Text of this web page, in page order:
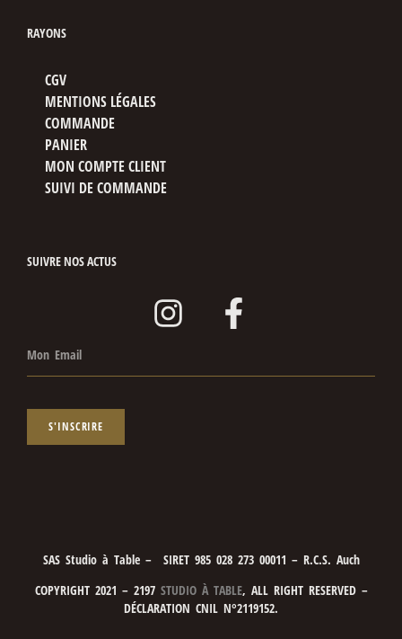
RAYONS
CGV
MENTIONS LÉGALES
COMMANDE
PANIER
MON COMPTE CLIENT
SUIVI DE COMMANDE
SUIVRE NOS ACTUS
S'INSCRIRE
SAS Studio à Table – SIRET 985 028 273 00011 – R.C.S. Auch
COPYRIGHT 2021 – 2197STUDIO À TABLE, ALL RIGHT RESERVED –
DÉCLARATION CNIL N°2119152.